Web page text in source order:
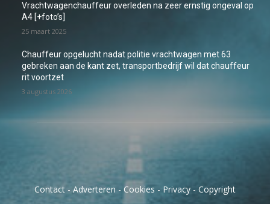
Vrachtwagenchauffeur overleden na zeer ernstig ongeval op
A4 [+foto’s]
25 maart 2025
Chauffeur opgelucht nadat politie vrachtwagen met 63
gebreken aan de kant zet, transportbedrijf wil dat chauffeur
rit voortzet
3 augustus 2026
Contact - Adverteren - Cookies - Privacy - Copyright